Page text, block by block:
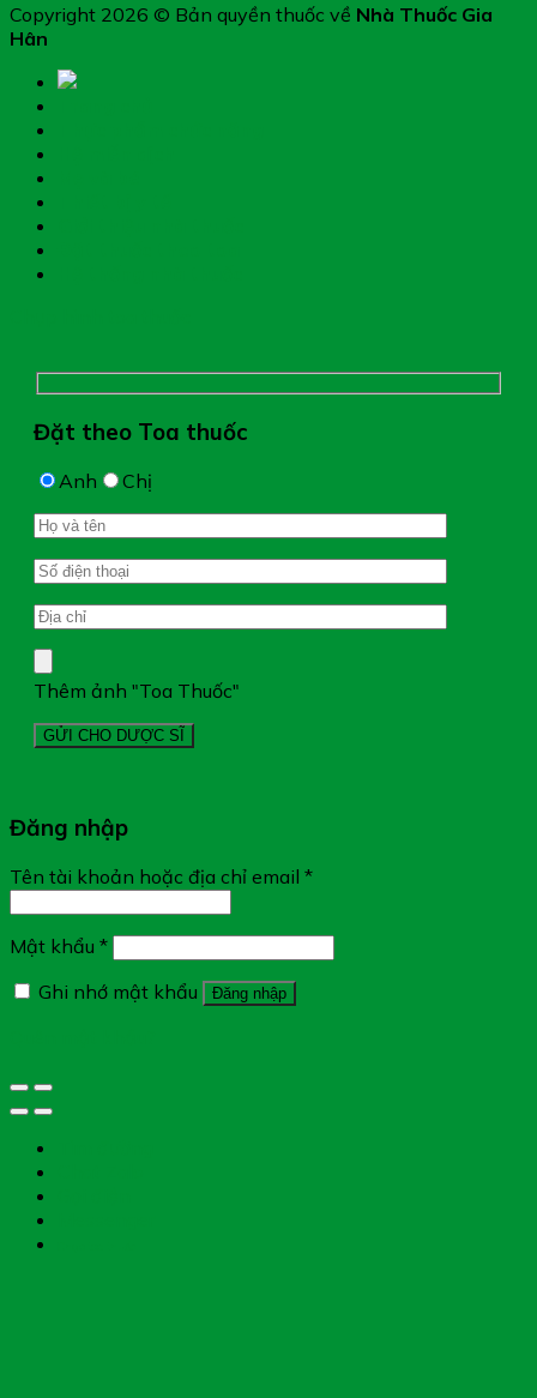
Copyright 2026 © Bản quyền thuốc về Nhà Thuốc Gia
Hân
Đặt theo Toa thuốc
Anh Chị
Thêm ảnh "Toa Thuốc"
Đăng nhập
Tên tài khoản hoặc địa chỉ email *
Mật khẩu *
Ghi nhớ mật khẩu
Đăng nhập